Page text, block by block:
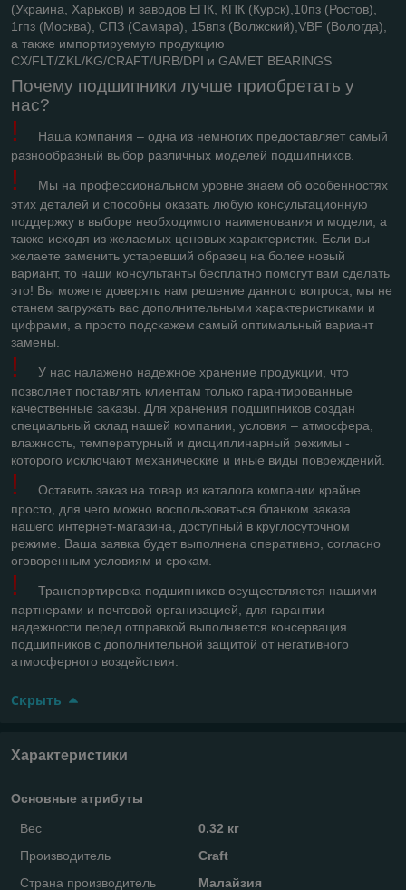
(Украина, Харьков) и заводов ЕПК, КПК (Курск),10пз (Ростов),
1гпз (Москва), СПЗ (Самара), 15впз (Волжский),VBF (Вологда),
а также импортируемую продукцию
CX/FLT/ZKL /KG/CRAFT/URB/DPI и GAMET BEARINGS
Почему подшипники лучше приобретать у
нас?
!
Наша компания – одна из немногих предоставляет самый
разнообразный выбор различных моделей подшипников.
!
Мы на профессиональном уровне знаем об особенностях
этих деталей и способны оказать любую консультационную
поддержку в выборе необходимого наименования и модели, а
также исходя из желаемых ценовых характеристик. Если вы
желаете заменить устаревший образец на более новый
вариант, то наши консультанты бесплатно помогут вам сделать
это! Вы можете доверять нам решение данного вопроса, мы не
станем загружать вас дополнительными характеристиками и
цифрами, а просто подскажем самый оптимальный вариант
замены.
!
У нас налажено надежное хранение продукции, что
позволяет поставлять клиентам только гарантированные
качественные заказы. Для хранения подшипников создан
специальный склад нашей компании, условия – атмосфера,
влажность, температурный и дисциплинарный режимы -
которого исключают механические и иные виды повреждений.
!
Оставить заказ на товар из каталога компании крайне
просто, для чего можно воспользоваться бланком заказа
нашего интернет-магазина, доступный в круглосуточном
режиме. Ваша заявка будет выполнена оперативно, согласно
оговоренным условиям и срокам.
!
Транспортировка подшипников осуществляется нашими
партнерами и почтовой организацией, для гарантии
надежности перед отправкой выполняется консервация
подшипников с дополнительной защитой от негативного
атмосферного воздействия.
Скрыть
Характеристики
Основные атрибуты
Вес
0.32 кг
Производитель
Craft
Страна производитель
Малайзия